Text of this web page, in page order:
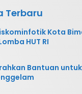
Terbaru
Kota
HUT RI
Bantuan